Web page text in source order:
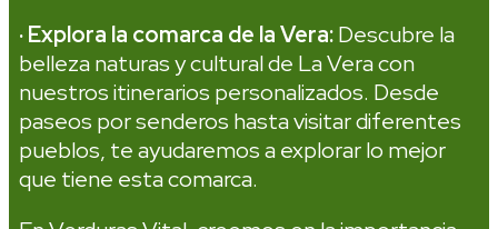
· Explora la comarca de la Vera:Descubre la
belleza naturas y cultural de La Vera con
nuestros itinerarios personalizados. Desde
paseos por senderos hasta visitar diferentes
pueblos, te ayudaremos a explorar lo mejor
que tiene esta comarca.